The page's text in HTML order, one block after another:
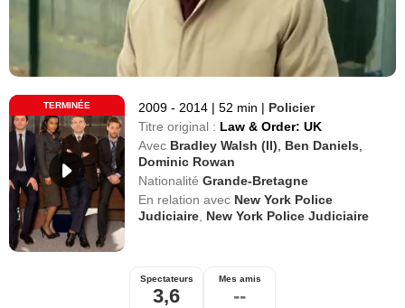
TERMINÉE 2009 - 2014 | 52 min | Policier
Titre original : Law & Order: UK
Avec Bradley Walsh (II) Ben Daniels
Dominic Rowan
Nationalité Grande-Bretagne
En relation avec New York Police
Judiciaire New York Police Judiciaire
Spectateurs
3,6
Mes amis
--